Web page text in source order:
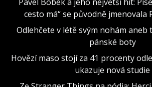
cesto má“ se původně jmenovala
Odlehčete v létě svým nohám aneb
pánské boty
Hovězí maso stojí za 41 procenty
ukazuje nová studie